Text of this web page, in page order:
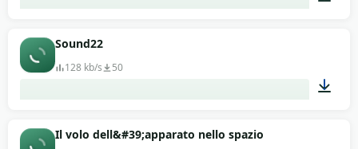
Sound22
128 kb/s 50
Il volo dell&#39;apparato nello spazio